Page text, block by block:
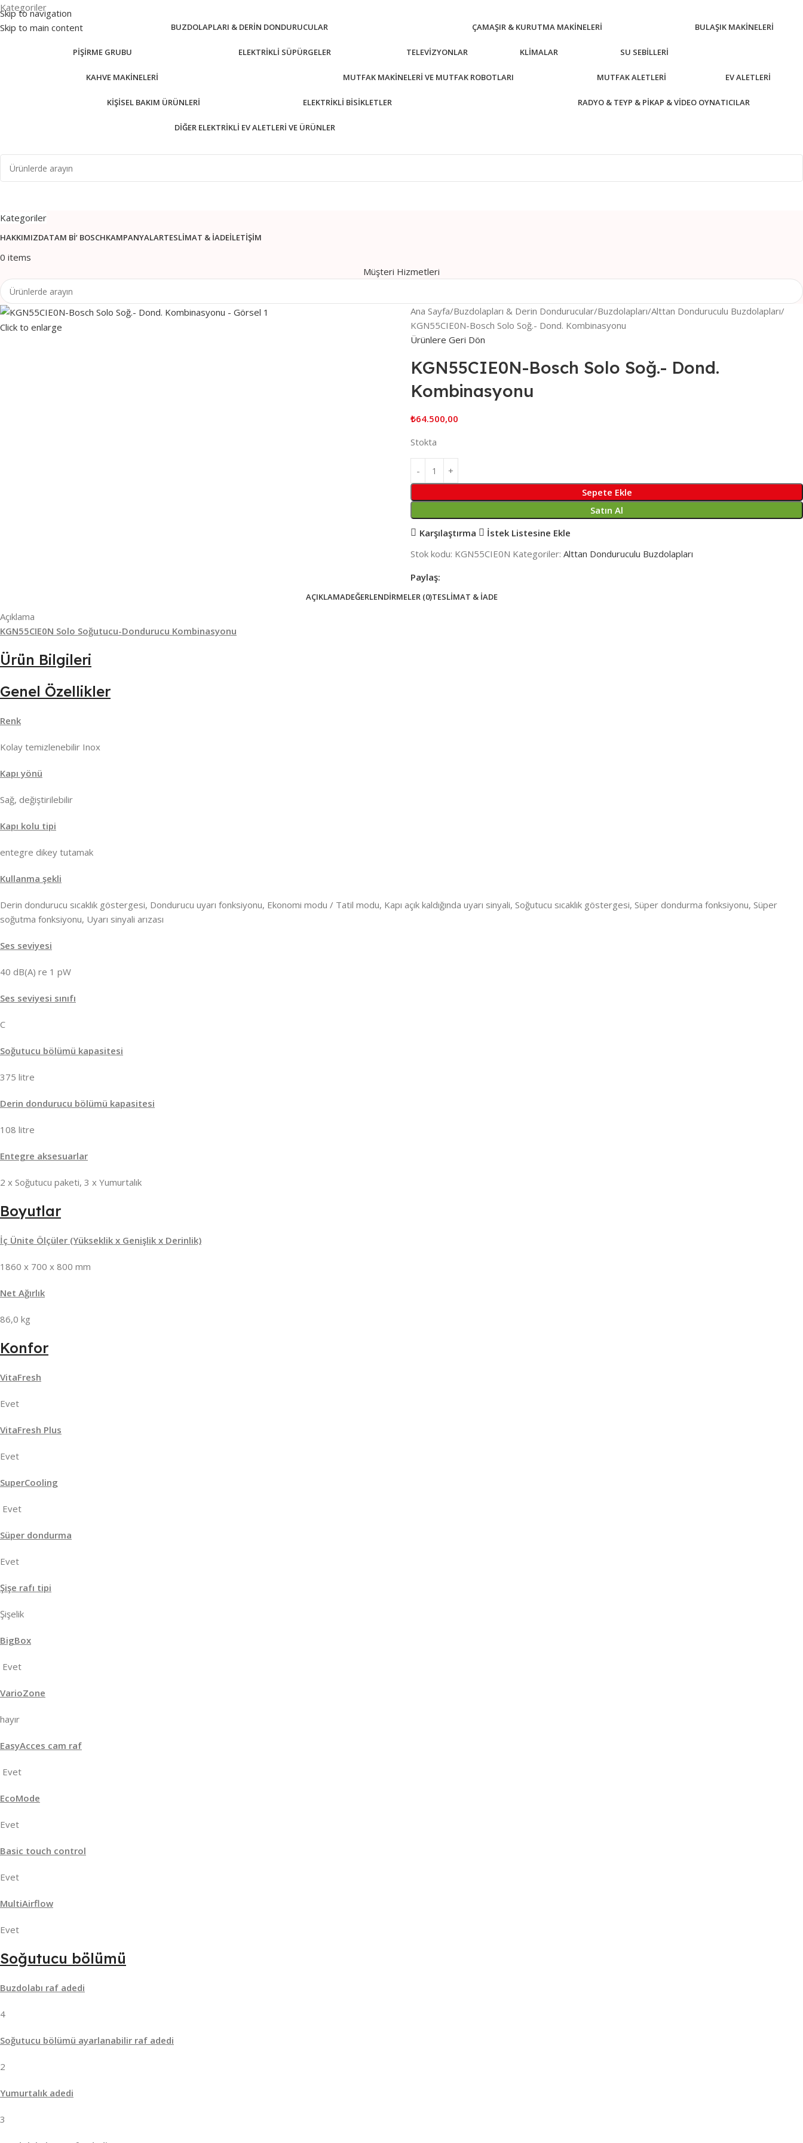
Skip to navigation
Skip to main content
Kategoriler
BUZDOLAPLARI & DERIN DONDURUCULAR ÇAMAŞIR & KURUTMA MAKINELERI BULAŞIK MAKINELERI
PIŞIRME GRUBU ELEKTRIKLI SÜPÜRGELER TELEVIZYONLAR KLIMALAR SU SEBILLERI
KAHVE MAKINELERI MUTFAK MAKINELERI VE MUTFAK ROBOTLARI MUTFAK ALETLERI EV ALETLERI
KIŞISEL BAKIM ÜRÜNLERI ELEKTRIKLI BISIKLETLER RADYO & TEYP & PIKAP & VIDEO OYNATICILAR
DIĞER ELEKTRIKLI EV ALETLERI VE ÜRÜNLER
Kategoriler
HAKKIMIZDATAM BI’ BOSCHKAMPANYALARTESLIMAT & İADEİLETIŞIM
0 items
Müşteri Hizmetleri
Click to enlarge
Ana Sayfa Buzdolapları & Derin Dondurucular Buzdolapları Alttan Donduruculu Buzdolapları
KGN55CIE0N-Bosch Solo Soğ.- Dond. Kombinasyonu
Ürünlere Geri Dön
KGN55CIE0N-Bosch Solo Soğ.- Dond.
Kombinasyonu
₺64.500,00
Stokta
Sepete Ekle
Satın Al
Karşılaştırma
İstek Listesine Ekle
Stok kodu: KGN55CIE0N Kategoriler: Alttan Donduruculu Buzdolapları
Paylaş:
AÇIKLAMADEĞERLENDIRMELER (0)TESLIMAT & İADE
Açıklama
KGN55CIE0N Solo Soğutucu-Dondurucu Kombinasyonu
Ürün Bilgileri
Genel Özellikler
Renk
Kolay temizlenebilir Inox
Kapı yönü
Sağ, değiştirilebilir
Kapı kolu tipi
entegre dikey tutamak
Kullanma şekli
Derin dondurucu sıcaklık göstergesi, Dondurucu uyarı fonksiyonu, Ekonomi modu / Tatil modu, Kapı açık kaldığında uyarı sinyali, Soğutucu sıcaklık göstergesi, Süper dondurma fonksiyonu, Süper
soğutma fonksiyonu, Uyarı sinyali arızası
Ses seviyesi
40 dB(A) re 1 pW
Ses seviyesi sınıfı
C
Soğutucu bölümü kapasitesi
375 litre
Derin dondurucu bölümü kapasitesi
108 litre
Entegre aksesuarlar
2 x Soğutucu paketi, 3 x Yumurtalık
Boyutlar
İç Ünite Ölçüler (Yükseklik x Genişlik x Derinlik)
1860 x 700 x 800 mm
Net Ağırlık
86,0 kg
Konfor
VitaFresh
Evet
VitaFresh Plus
Evet
SuperCooling
Evet
Süper dondurma
Evet
Şişe rafı tipi
Şişelik
BigBox
Evet
VarioZone
hayır
EasyAcces cam raf
Evet
EcoMode
Evet
Basic touch control
Evet
MultiAirflow
Evet
Soğutucu bölümü
Buzdolabı raf adedi
4
Soğutucu bölümü ayarlanabilir raf adedi
2
Yumurtalık adedi
3